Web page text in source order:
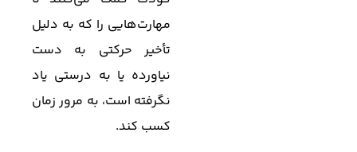
مهارت‌هایی را که به دلیل
تأخیر حرکتی به دست
نیاورده یا به درستی یاد
نگرفته است، به مرور زمان
کسب کند.